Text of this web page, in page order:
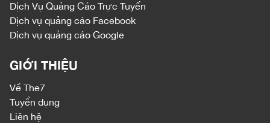
Dịch Vụ Quảng Cáo Trực Tuyến
Dịch vụ quảng cáo Facebook
Dịch vụ quảng cáo Google
GIỚI THIỆU
Về The7
Tuyển dụng
Liên hệ